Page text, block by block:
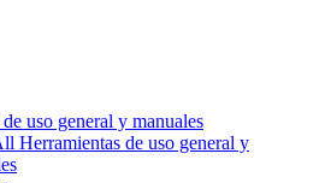
uso general y manuales
Herramientas de uso general y